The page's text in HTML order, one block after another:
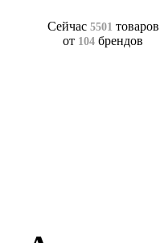
Сейчас 5501 товаров
от 104 брендов